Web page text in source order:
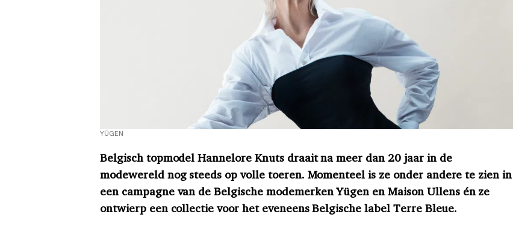
YŪGEN
Belgisch topmodel Hannelore Knuts draait na meer dan 20 jaar in de
modewereld nog steeds op volle toeren. Momenteel is ze onder andere te zien in
een campagne van de Belgische modemerken Yügen en Maison Ullens én ze
ontwierp een collectie voor het eveneens Belgische label Terre Bleue.